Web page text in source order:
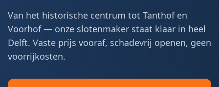
Van het historische centrum tot Tanthof en
Voorhof — onze slotenmaker staat klaar in heel
Delft. Vaste prijs vooraf, schadevrij openen, geen
voorrijkosten.